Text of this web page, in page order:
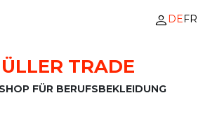
DEFR
TRADE
FÜR BERUFSBEKLEIDUNG